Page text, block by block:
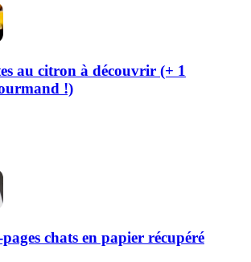
au citron à découvrir (+ 1
!)
chats en papier récupéré